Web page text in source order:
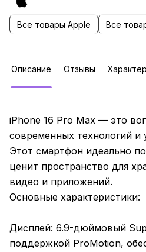
Все товары Apple Все
Описание Отзывы
iPhone 16 Pro Max — это
современных технологий и
Этот смартфон идеально
ценит пространство для
видео и приложений.
Основные характеристики:
Дисплей: 6.9-дюймовый
поддержкой ProMotion,